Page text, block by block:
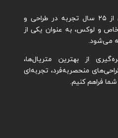
مجموعه کاراکابین با بیش از ۲۵ سال تجربه در طراحی و
و لوکس، به عنوان یکی از
می‌شود.
از بهترین متریال‌ها،
منحصربه‌فرد، تجربه‌ای
فراهم کنیم.